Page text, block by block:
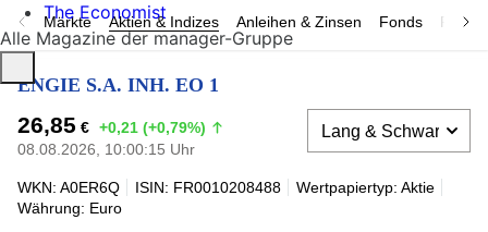
Märkte Aktien & Indizes Anleihen & Zinsen Fonds
ENGIE S.A. INH. EO 1
26,85 € +0,21 (+0,79%)
08.08.2026, 10:00:15 Uhr
WKN: A0ER6Q ISIN: FR0010208488
Wertpapiertyp: Aktie
Währung: Euro
The Economist
Alle Magazine der manager-Gruppe